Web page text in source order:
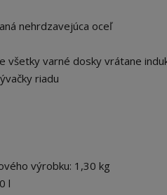
nehrdzavejúca oceľ
všetky varné dosky vrátane
riadu
výrobku: 1,30 kg
l